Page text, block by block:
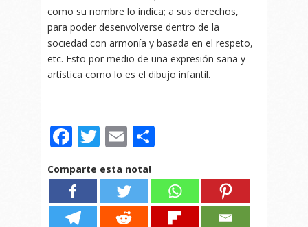
como su nombre lo indica; a sus derechos,
para poder desenvolverse dentro de la
sociedad con armonía y basada en el respeto,
etc. Esto por medio de una expresión sana y
artística como lo es el dibujo infantil.
Facebook
Twitter
Email
Comparte esta nota!